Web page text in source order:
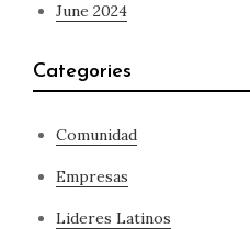
June 2024
Categories
Comunidad
Empresas
Lideres Latinos